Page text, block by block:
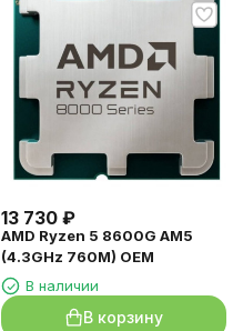
13 730 ₽
AMD Ryzen 5 8600G AM5
(4.3GHz 760M) OEM
В наличии
В корзину